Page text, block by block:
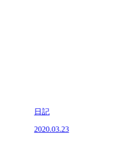
日記
2020.03.23